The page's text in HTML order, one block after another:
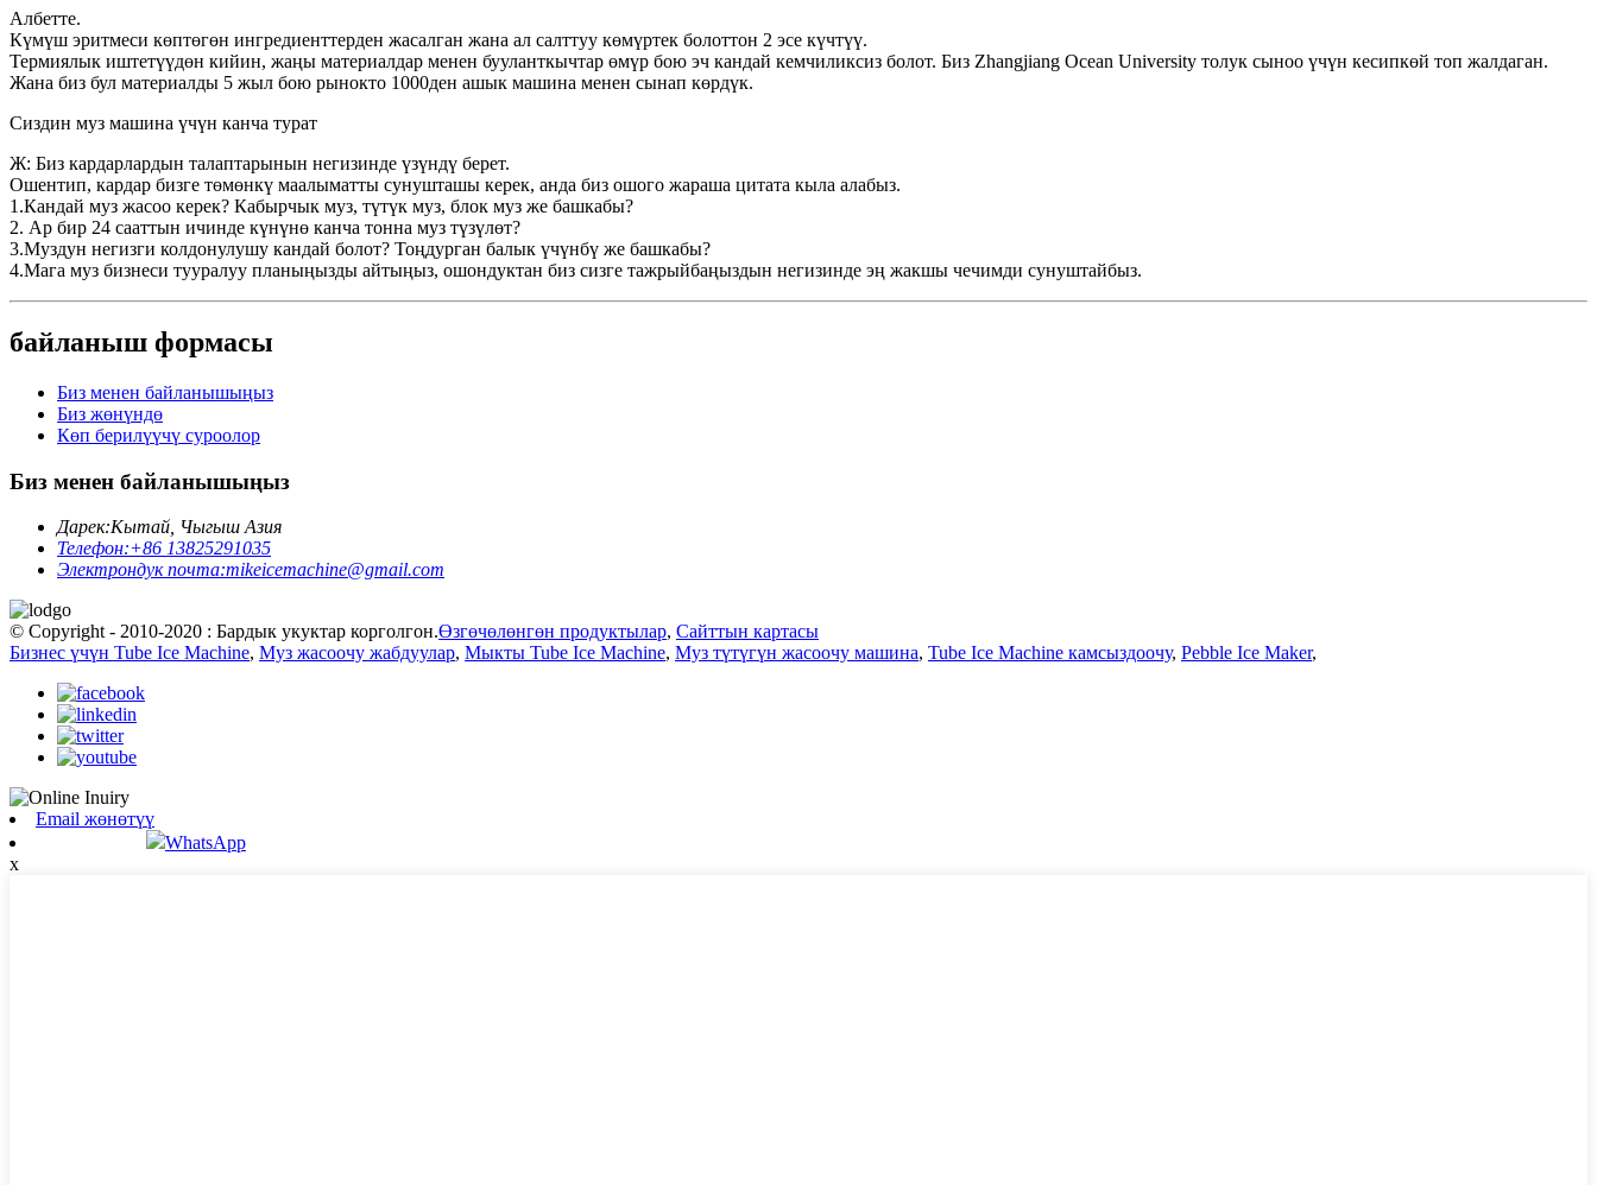
Албетте.
Күмүш эритмеси көптөгөн ингредиенттерден жасалган жана ал салттуу көмүртек болоттон 2 эсе күчтүү.
Термиялык иштетүүдөн кийин, жаңы материалдар менен бууланткычтар өмүр бою эч кандай кемчиликсиз болот. Биз Zhangjiang Ocean University толук сыноо үчүн кесипкөй топ жалдаган.
Жана биз бул материалды 5 жыл бою рынокто 1000ден ашык машина менен сынап көрдүк.
Сиздин муз машина үчүн канча турат
Ж: Биз кардарлардын талаптарынын негизинде үзүндү берет.
Ошентип, кардар бизге төмөнкү маалыматты сунушташы керек, анда биз ошого жараша цитата кыла алабыз.
1.Кандай муз жасоо керек? Кабырчык муз, түтүк муз, блок муз же башкабы?
2. Ар бир 24 сааттын ичинде күнүнө канча тонна муз түзүлөт?
3.Муздун негизги колдонулушу кандай болот? Тоңдурган балык үчүнбү же башкабы?
4.Мага муз бизнеси тууралуу планыңызды айтыңыз, ошондуктан биз сизге тажрыйбаңыздын негизинде эң жакшы чечимди сунуштайбыз.
байланыш формасы
Биз менен байланышыңыз
Биз жөнүндө
Көп берилүүчү суроолор
Биз менен байланышыңыз
Дарек:Кытай, Чыгыш Азия
Телефон:+86 13825291035
Электрондук почта:mikeicemachine@gmail.com
© Copyright - 2010-2020 : Бардык укуктар корголгон.Өзгөчөлөнгөн продуктылар, Сайттын картасы
Бизнес үчүн Tube Ice Machine, Муз жасоочу жабдуулар, Мыкты Tube Ice Machine, Муз түтүгүн жасоочу машина, Tube Ice Machine камсыздоочу, Pebble Ice Maker,
Email жөнөтүү
WhatsApp
x